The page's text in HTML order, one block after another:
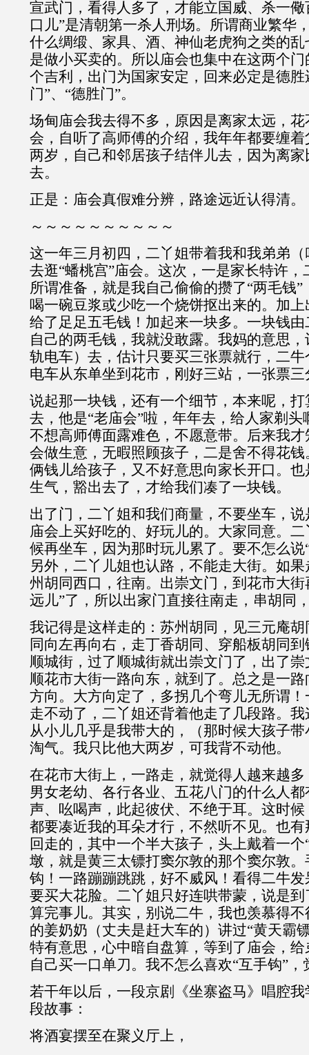
宣武门，看得人多了，才能立国威、杀一
口儿”是清朝第一杀人刑场。所谓商业繁华
什么绸缎、家具、酒、神仙老虎狗之类的
是做小买卖的。所以庙会也集中在这两个
个吉利，出门为国家安定，回来必定是德
门”、“德胜门”。
场甸庙会我去得不多，原因是离家太远，
会，自听了高师傅的介绍，我年年都要缠
两岁，自己和邻居孩子结伴儿去，因为离
去。
正是：庙会真假难分辨，路途远近认得清。
～～～～～～～～～～
这一年三月初四，二丫姐带着我和我弟弟
去逛“蟠桃宫”庙会。这次，一是家长特许
所谓准备，就是我自己偷偷的攒了“两毛钱
喝一碗豆浆或少吃一个烧饼抠出来的。加
给了足足五毛钱！加起来一块多。一块钱
自己的两毛钱，我就没敢露。我妈的意思，
轨电车）去，估计只要买三张票就行，二
电车从东单坐到花市，刚好三站，一张票
说起那一块钱，还有一个细节，本来呢，
去，他是“老庙会”啦，年年去，给人家剃
不想高师傅面露难色，不愿意带。后来我
会做生意，无暇照顾孩子，二是舍不得花
俩钱儿给孩子，又不好意思向家长开口。
生气，豁出去了，才给我们凑了一块钱。
出了门，二丫姐和我们商量，不要坐车，
庙会上买好吃的、好玩儿的。大家同意。
候再坐车，因为那时玩儿累了。要不怎么说
另外，二丫儿姐也认路，不能走大街。如
州胡同西口，往南。出崇文门，到花市大
远儿”了，所以出家门直接往南走，串胡同
我记得是这样走的：苏州胡同，见三元庵
同向左再向右，走丁香胡同、穿船板胡同
顺城街，过了顺城街就出崇文门了，出了
顺花市大街一路向东，就到了。总之是一
方向。大方向定了，多拐几个弯儿无所谓
走不动了，二丫姐还背着他走了几段路。
从小儿几乎是我带大的，（那时候大孩子
淘气。我只比他大两岁，可我背不动他。
在花市大街上，一路走，就觉得人越来越
男女老幼、各行各业、五花八门的什么人
声、吆喝声，此起彼伏、不绝于耳。这时
都要凑近我的耳朵才行，不然听不见。也
回走的，其中一个半大孩子，头上戴着一个
墩，就是黄三太镖打窦尔敦的那个窦尔敦
钩！一路蹦蹦跳跳，好不威风！看得二牛
要买大花脸。二丫姐只好连哄带蒙，说是
算完事儿。其实，别说二牛，我也羡慕得
的姜奶奶（丈夫是赶大车的）讲过“黄天霸
特有意思，心中暗自盘算，等到了庙会，
自己买一口单刀。我不怎么喜欢“互手钩”
若干年以后，一段京剧《坐寨盗马》唱腔
段故事：
将酒宴摆至在聚义厅上，